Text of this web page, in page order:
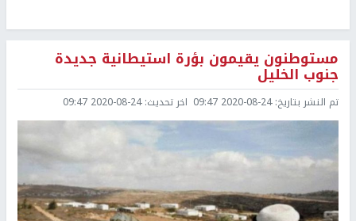
مستوطنون يقيمون بؤرة استيطانية جديدة
جنوب الخليل
تم النشر بتاريخ:2020-08-24 09:47 اخر تحديث:2020-08-24 09:47